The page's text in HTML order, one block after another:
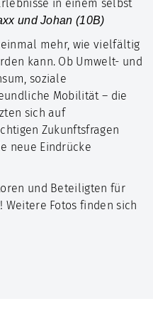
in einem selbst
und Johan (10B)
mehr, wie vielfältig
kann. Ob Umwelt- und
soziale
Mobilität – die
sich auf
Zukunftsfragen
neue Eindrücke
und Beteiligten für
Fotos finden sich